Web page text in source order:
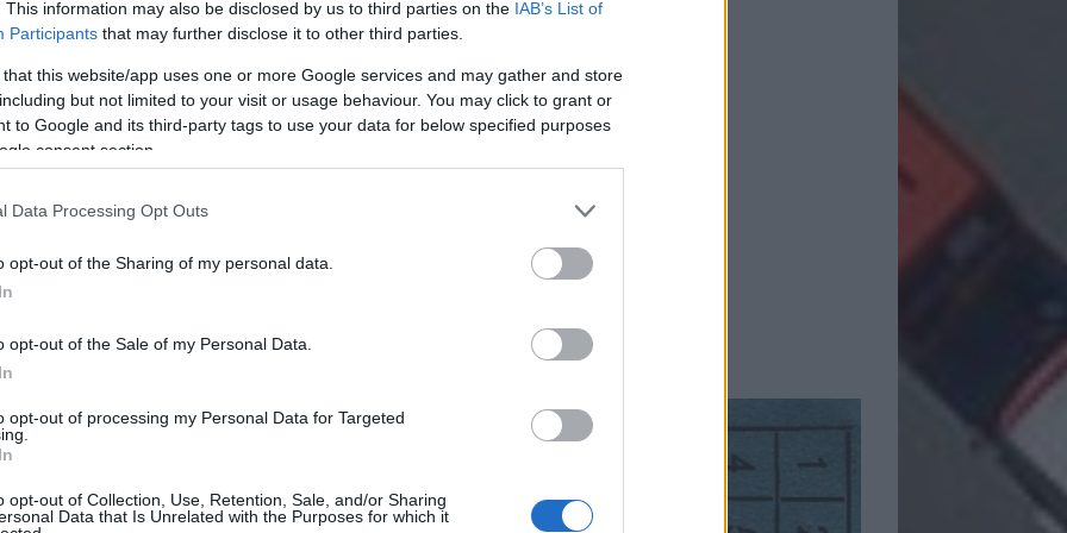
This information may also be disclosed by us to third parties on the IAB’s List of
Participants that may further disclose it to other third parties.
that this website/app uses one or more Google services and may gather and store
but not limited to your visit or usage behaviour. You may click to grant or
to Google and its third-party tags to use your data for below specified purposes
consent section.
Data Processing Opt Outs
opt-out of the Sharing of my personal data.
opt-out of the Sale of my Personal Data.
opt-out of processing my Personal Data for Targeted
opt-out of Collection, Use, Retention, Sale, and/or Sharing
Data that Is Unrelated with the Purposes for which it
ion
után elkerülhetetlenül az éghajlatváltozásra
is egyre több helyen sláger az elektromobilitás.
az az egyre népszerűbb lítium-ion akksi?
TOVÁBB
20 komment